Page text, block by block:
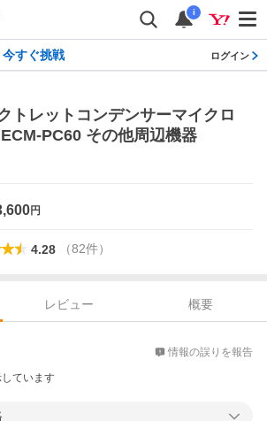
i
すぐ挑戦 ログイン
トレットコンデンサーマイクロ
PC60 その他周辺機器
円
4.28 （82件）
レビュー
概要
情報の誤りを報告
ています